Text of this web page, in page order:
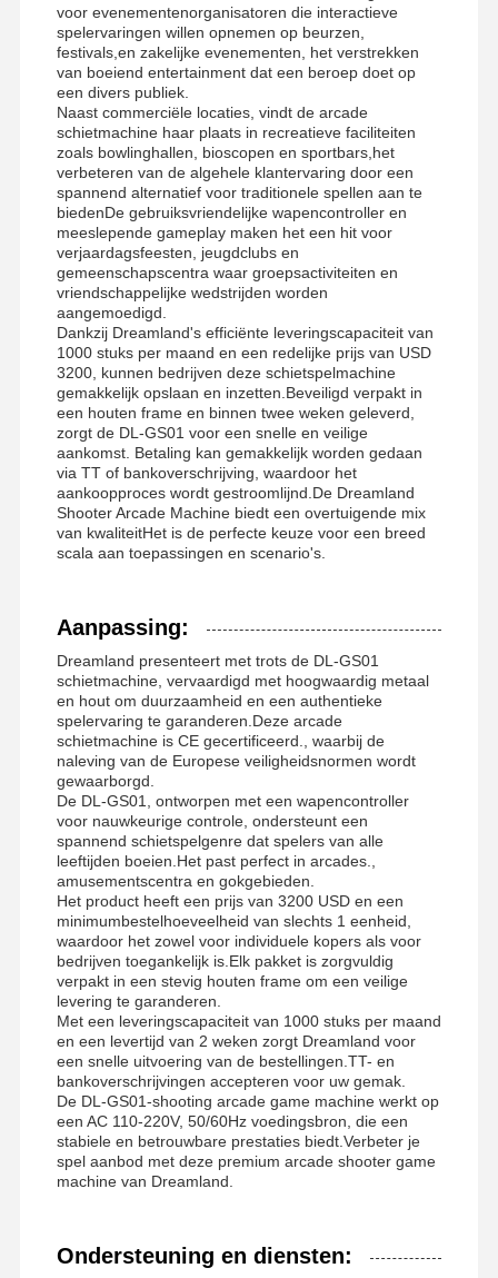
De Machine van het klauwspel
spelmachine voor muntenpusher
Zachte speeltuintuitrusting
Motorcycle Game Simulator
De Simulator van VR 360
VR Arcade Shooter
VR bioskoop
bumperauto
VR-racesimulator
voor evenementenorganisatoren die interactieve
spelervaringen willen opnemen op beurzen,
festivals,en zakelijke evenementen, het verstrekken
van boeiend entertainment dat een beroep doet op
een divers publiek.
Naast commerciële locaties, vindt de arcade
schietmachine haar plaats in recreatieve faciliteiten
zoals bowlinghallen, bioscopen en sportbars,het
verbeteren van de algehele klantervaring door een
spannend alternatief voor traditionele spellen aan te
biedenDe gebruiksvriendelijke wapencontroller en
meeslepende gameplay maken het een hit voor
verjaardagsfeesten, jeugdclubs en
gemeenschapscentra waar groepsactiviteiten en
vriendschappelijke wedstrijden worden
aangemoedigd.
Dankzij Dreamland's efficiënte leveringscapaciteit van
1000 stuks per maand en een redelijke prijs van USD
3200, kunnen bedrijven deze schietspelmachine
gemakkelijk opslaan en inzetten.Beveiligd verpakt in
een houten frame en binnen twee weken geleverd,
zorgt de DL-GS01 voor een snelle en veilige
aankomst. Betaling kan gemakkelijk worden gedaan
via TT of bankoverschrijving, waardoor het
aankoopproces wordt gestroomlijnd.De Dreamland
Shooter Arcade Machine biedt een overtuigende mix
van kwaliteitHet is de perfecte keuze voor een breed
scala aan toepassingen en scenario's.
Aanpassing:
Dreamland presenteert met trots de DL-GS01
schietmachine, vervaardigd met hoogwaardig metaal
en hout om duurzaamheid en een authentieke
spelervaring te garanderen.Deze arcade
schietmachine is CE gecertificeerd., waarbij de
naleving van de Europese veiligheidsnormen wordt
gewaarborgd.
De DL-GS01, ontworpen met een wapencontroller
voor nauwkeurige controle, ondersteunt een
spannend schietspelgenre dat spelers van alle
leeftijden boeien.Het past perfect in arcades.,
amusementscentra en gokgebieden.
Het product heeft een prijs van 3200 USD en een
minimumbestelhoeveelheid van slechts 1 eenheid,
waardoor het zowel voor individuele kopers als voor
bedrijven toegankelijk is.Elk pakket is zorgvuldig
verpakt in een stevig houten frame om een veilige
levering te garanderen.
Met een leveringscapaciteit van 1000 stuks per maand
en een levertijd van 2 weken zorgt Dreamland voor
een snelle uitvoering van de bestellingen.TT- en
bankoverschrijvingen accepteren voor uw gemak.
De DL-GS01-shooting arcade game machine werkt op
een AC 110-220V, 50/60Hz voedingsbron, die een
stabiele en betrouwbare prestaties biedt.Verbeter je
spel aanbod met deze premium arcade shooter game
machine van Dreamland.
Ondersteuning en diensten: